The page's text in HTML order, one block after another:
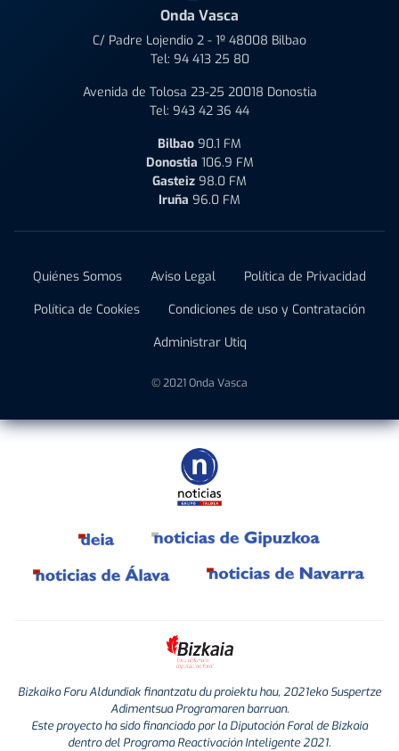
Onda Vasca
C/ Padre Lojendio 2 - 1º 48008 Bilbao
Tel: 94 413 25 80
Avenida de Tolosa 23-25 20018 Donostia
Tel: 943 42 36 44
Bilbao 90.1 FM
Donostia 106.9 FM
Gasteiz 98.0 FM
Iruña 96.0 FM
Quiénes Somos Aviso Legal
Política de Privacidad
Política de Cookies
Condiciones de uso y Contratación
Administrar Utiq
© 2021 Onda Vasca
Bizkaiko Foru Aldundiak finantzatu du proiektu hau, 2021eko Suspertze
Adimentsua Programaren barruan.
Este proyecto ha sido financiado por la Diputación Foral de Bizkaia
dentro del Programa Reactivación Inteligente 2021.